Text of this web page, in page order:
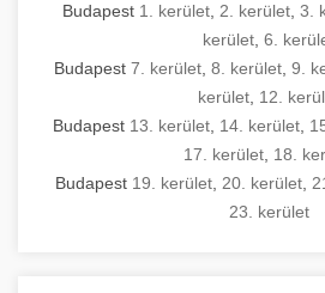
Budapest 1. kerület 2. kerület 3.
kerület 6.
Budapest 7. kerület, 8. kerület, 9.
kerület 12.
Budapest 13. kerület 14. kerület
17. kerület 18.
Budapest 19. kerület 20. kerület
23. kerület